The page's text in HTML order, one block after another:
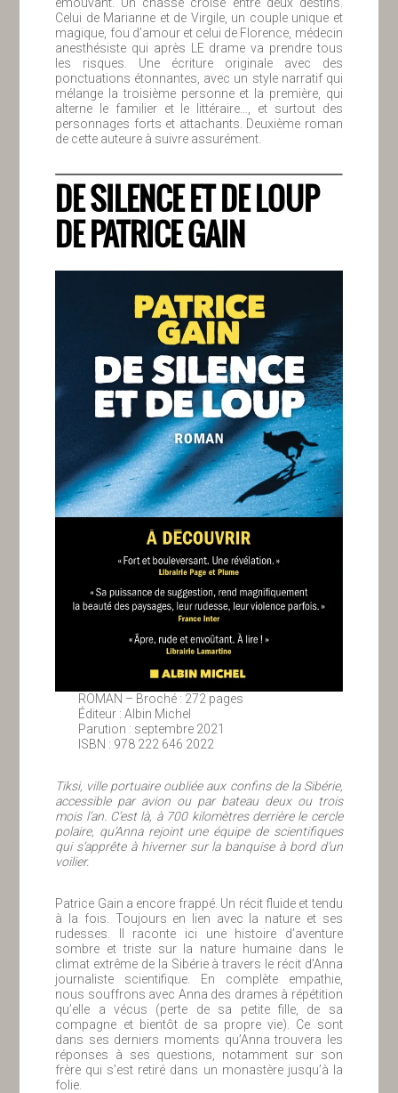
Celui de Marianne et de Virgile, un couple unique et
magique, fou d’amour et celui de Florence, médecin
anesthésiste qui après LE drame va prendre tous
les risques. Une écriture originale avec des
ponctuations étonnantes, avec un style narratif qui
mélange la troisième personne et la première, qui
alterne le familier et le littéraire…, et surtout des
personnages forts et attachants. Deuxième roman
de cette auteure à suivre assurément.
DE SILENCE ET DE LOUP
DE PATRICE GAIN
ROMAN – Broché : 272 pages
Éditeur : Albin Michel
Parution : septembre 2021
ISBN : 978 222 646 2022
Tiksi, ville portuaire oubliée aux confins de la Sibérie,
accessible par avion ou par bateau deux ou trois
mois l’an. C’est là, à 700 kilomètres derrière le cercle
polaire, qu’Anna rejoint une équipe de scientifiques
qui s’apprête à hiverner sur la banquise à bord d’un
voilier.
Patrice Gain a encore frappé. Un récit fluide et tendu
à la fois. Toujours en lien avec la nature et ses
rudesses. Il raconte ici une histoire d’aventure
sombre et triste sur la nature humaine dans le
climat extrême de la Sibérie à travers le récit d’Anna
journaliste scientifique. En complète empathie,
nous souffrons avec Anna des drames à répétition
qu’elle a vécus (perte de sa petite fille, de sa
compagne et bientôt de sa propre vie). Ce sont
dans ses derniers moments qu’Anna trouvera les
réponses à ses questions, notamment sur son
frère qui s’est retiré dans un monastère jusqu’à la
folie.